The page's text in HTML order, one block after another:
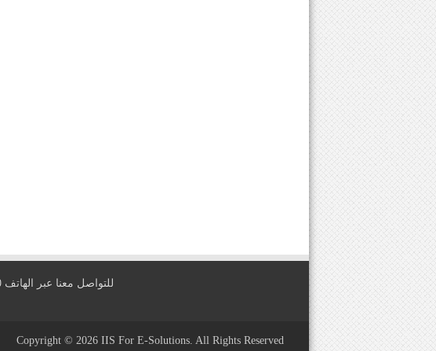
للتواصل معنا عبر الهاتف 0096170950660 او عبر البريد الالكتروني
Copyright © 2026 IIS For E-Solutions. All Rights Reserved